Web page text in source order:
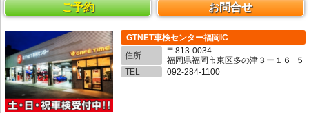
ご予約 お問合せ
GTNET車検センター福岡IC
住所
〒813-0034
福岡県福岡市東区多の津３ー１６−５
TEL
092-284-1100